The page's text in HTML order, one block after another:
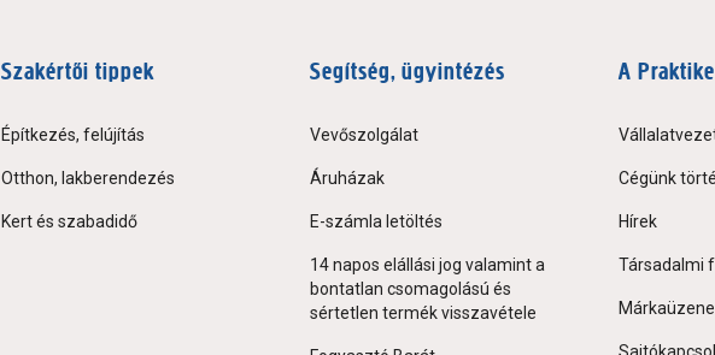
Szakértői tippek
Építkezés, felújítás
Otthon, lakberendezés
Kert és szabadidő
Segítség, ügyintézés
Vevőszolgálat
Áruházak
E-számla letöltés
14 napos elállási jog valamint a
bontatlan csomagolású és
sértetlen termék visszavétele
A
Cégünk
Hírek
Társadalmi